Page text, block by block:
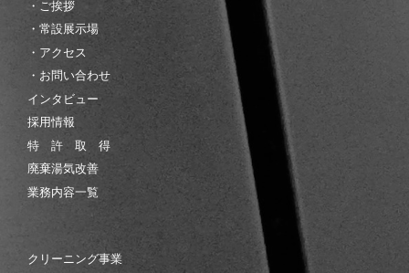
・ご挨拶
・常設展示場
・アクセス
・お問い合わせ
インタビュー
採用情報
特 許 取 得
廃棄湯気改善
業務内容一覧
クリーニング事業